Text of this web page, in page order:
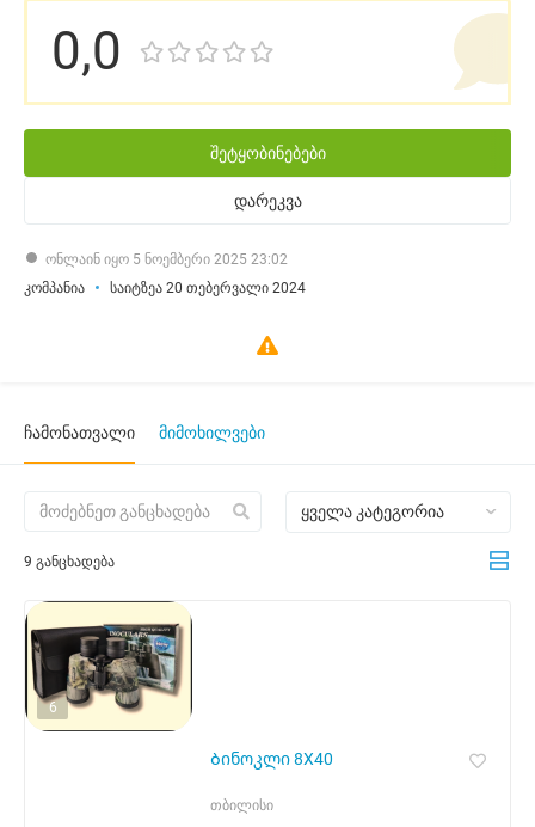
0,0
შეტყობინებები
დარეკვა
ონლაინ იყო 5 ნოემბერი 2025 23:02
კომპანია
საიტზეა 20 თებერვალი 2024
ჩამონათვალი მიმოხილვები
ყველა კატეგორია
9 განცხადება
6
Ბინოკლი 8X40
თბილისი